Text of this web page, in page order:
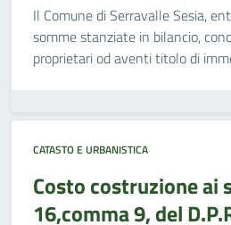
Il Comune di Serravalle Sesia,
somme stanziate in bilancio,
proprietari od aventi titolo di
CATASTO E URBANISTICA
Costo costruzione ai
16,comma 9, del